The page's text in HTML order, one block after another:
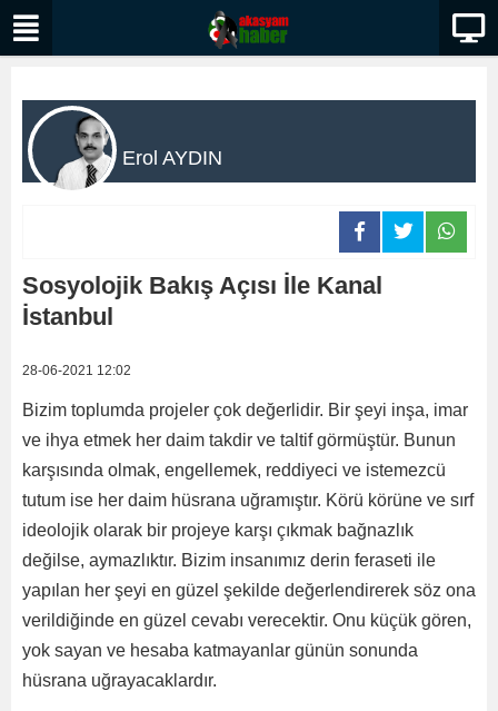
Erol AYDIN
Sosyolojik Bakış Açısı İle Kanal
İstanbul
28-06-2021 12:02
Bizim toplumda projeler çok değerlidir. Bir şeyi inşa, imar
ve ihya etmek her daim takdir ve taltif görmüştür. Bunun
karşısında olmak, engellemek, reddiyeci ve istemezcü
tutum ise her daim hüsrana uğramıştır. Körü körüne ve sırf
ideolojik olarak bir projeye karşı çıkmak bağnazlık
değilse, aymazlıktır. Bizim insanımız derin feraseti ile
yapılan her şeyi en güzel şekilde değerlendirerek söz ona
verildiğinde en güzel cevabı verecektir. Onu küçük gören,
yok sayan ve hesaba katmayanlar günün sonunda
hüsrana uğrayacaklardır.